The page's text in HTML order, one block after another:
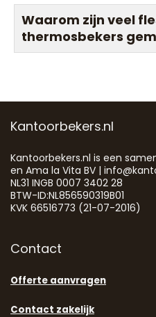
Waarom zijn veel
thermosbekers
Kantoorbekers.nl
Kantoorbekers.nl is een
en Ama la Vita BV |
NL31 INGB 0007 3402 28
BTW-ID:NL856590319B01
KVK 66516773 (21-07-2016)
Contact
Offerte aanvragen
Contact zakelijk